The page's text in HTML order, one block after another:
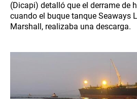
(Dicapi) detalló que el derrame de
cuando el buque tanque Seaways
Marshall, realizaba una descarga.